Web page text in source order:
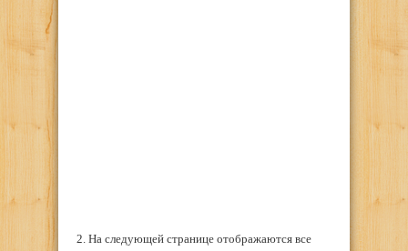
2. На следующей странице отображаются все